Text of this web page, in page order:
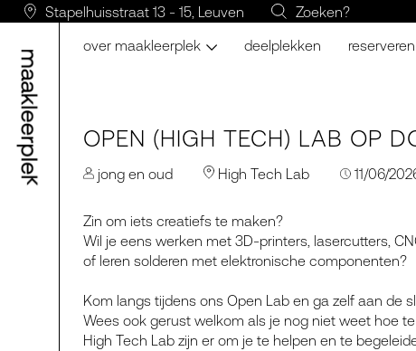
Stapelhuisstraat 13 - 15, Leuven Zoeken?
over maakleerplek deelplekken reserveren
OPEN (HIGH TECH) LAB OP
jong en oud High Tech Lab 11/06/
Zin om iets creatiefs te maken?
Wil je eens werken met 3D-printers, lasercutters,
of leren solderen met elektronische componenten?
Kom langs tijdens ons Open Lab en ga zelf aan de
Wees ook gerust welkom als je nog niet weet hoe
High Tech Lab zijn er om je te helpen en te